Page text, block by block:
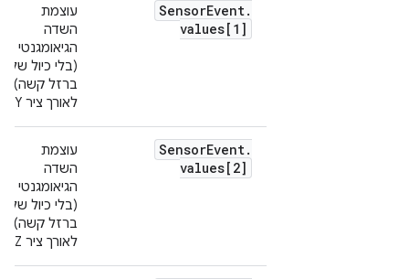
SensorEvent.
values[1]
עוצמת
השדה
הגיאומגנטי
(בלי כיול של
ברזל קשה)
לאורך ציר Y.
SensorEvent.
values[2]
עוצמת
השדה
הגיאומגנטי
(בלי כיול של
ברזל קשה)
לאורך ציר Z.